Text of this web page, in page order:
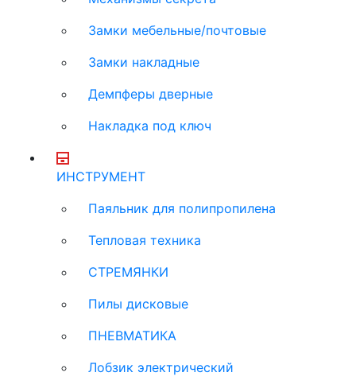
Замки мебельные/почтовые
Замки накладные
Демпферы дверные
Накладка под ключ
ИНСТРУМЕНТ
Паяльник для полипропилена
Тепловая техника
СТРЕМЯНКИ
Пилы дисковые
ПНЕВМАТИКА
Лобзик электрический